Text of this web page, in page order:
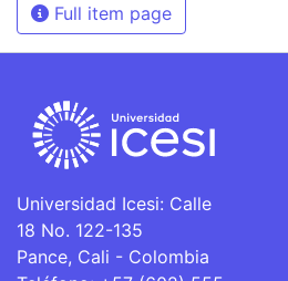
Full item page
Universidad Icesi: Calle
18 No. 122-135
Pance, Cali - Colombia